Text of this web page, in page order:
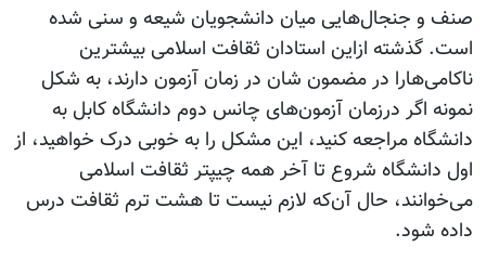
صنف و جنجال‌هایی میان دانشجویان شیعه و سنی شده
است. گذشته ازاین استادان ثقافت اسلامی بیشترین
ناکامی‌هارا در مضمون شان در زمان آزمون دارند، به شکل
نمونه اگر درزمان آزمون‌های چانس دوم دانشگاه کابل به
دانشگاه مراجعه کنید، این مشکل را به خوبی درک خواهید، از
اول دانشگاه شروع تا آخر همه چیپتر ثقافت اسلامی
می‌خوانند، حال آن‌که لازم نیست تا هشت ترم ثقافت درس
داده شود.